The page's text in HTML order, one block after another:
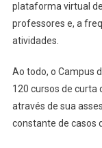
plataforma virtual
professores e, a
atividades.
Ao todo, o Campus
120 cursos de curta
através de sua
constante de casos